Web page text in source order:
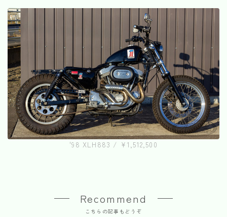
'98 XLH883 / ¥1,512,500
Recommend
こちらの記事もどうぞ